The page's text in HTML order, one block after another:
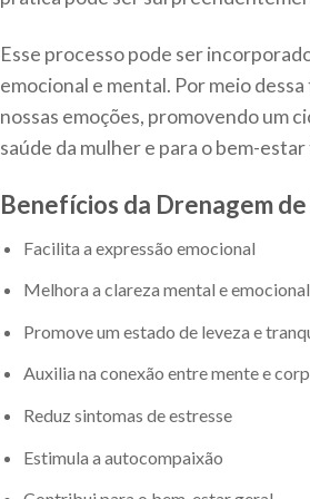
Esse processo pode ser
emocional e mental. Por meio
nossas emoções, promovendo um
saúde da mulher e para o bem-
Benefícios da Drenagem
Facilita a expressão emocional
Melhora a clareza mental e emocional
Promove um estado de leveza e
Auxilia na conexão entre mente e
Reduz sintomas de estresse
Estimula a autocompaixão